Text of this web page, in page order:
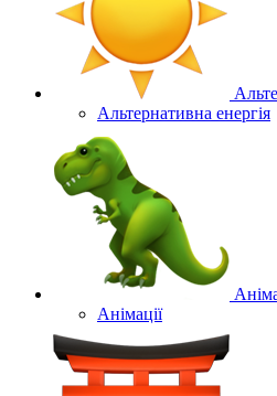
Альтернативна енергія
Анімації